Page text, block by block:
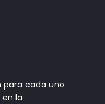
para cada uno
la